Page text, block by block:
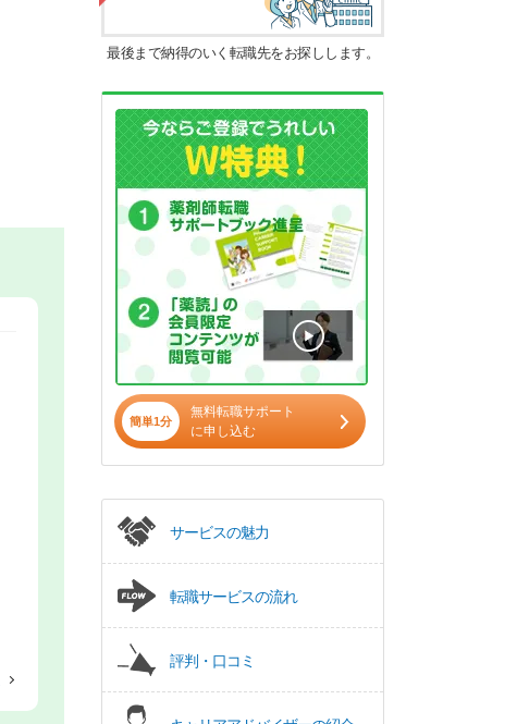
最後まで納得のいく転職先をお探しします。
簡単1分
無料転職サポート
に申し込む
サービスの魅力
転職サービスの流れ
評判・口コミ